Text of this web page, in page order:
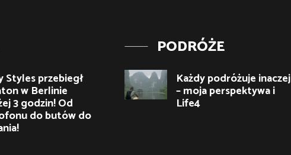
Styles przebiegł
w Berlinie
3 godzin! Od
do butów do
PODRÓŻE
Każdy podróżuje inaczej
– moja perspektywa i
Life4